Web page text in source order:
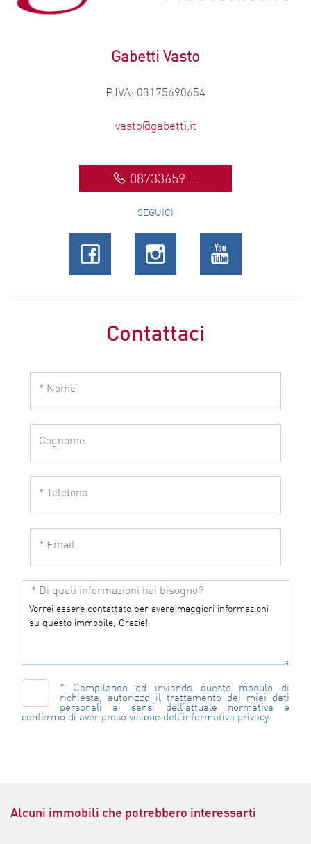
Gabetti Vasto
P.IVA: 03175690654
vasto@gabetti.it
08733659 ...
SEGUICI
Contattaci
* Nome
Cognome
* Telefono
* Email
* Di quali informazioni hai bisogno?
* Compilando ed inviando questo modulo di
richiesta, autorizzo il trattamento dei miei dati
personali ai sensi dell'attuale normativa e
confermo di aver preso visione dell'informativa privacy.
Alcuni immobili che potrebbero interessarti